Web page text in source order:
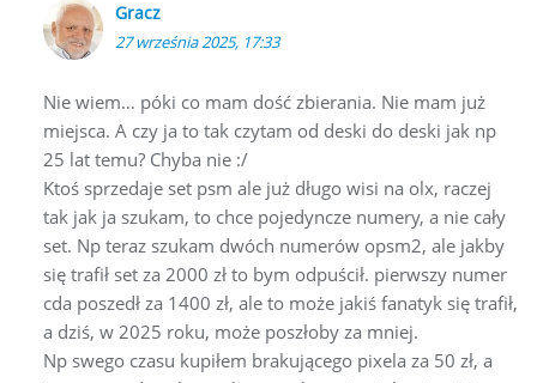
Gracz
27 września 2025, 17:33
Nie wiem… póki co mam dość zbierania. Nie mam już
miejsca. A czy ja to tak czytam od deski do deski jak np
25 lat temu? Chyba nie :/
Ktoś sprzedaje set psm ale już długo wisi na olx, raczej
tak jak ja szukam, to chce pojedyncze numery, a nie cały
set. Np teraz szukam dwóch numerów opsm2, ale jakby
się trafił set za 2000 zł to bym odpuścił. pierwszy numer
cda poszedł za 1400 zł, ale to może jakiś fanatyk się trafił,
a dziś, w 2025 roku, może poszłoby za mniej.
Np swego czasu kupiłem brakującego pixela za 50 zł, a